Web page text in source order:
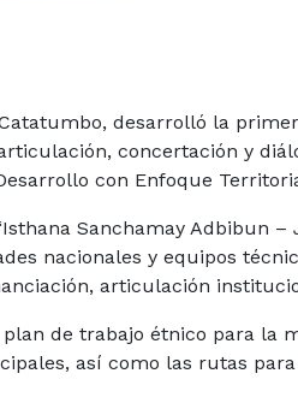
desarrolló la
concertación y
con Enfoque
Sanchamay Adbibun –
nacionales y equipos
articulación
de trabajo étnico para la
así como las rutas